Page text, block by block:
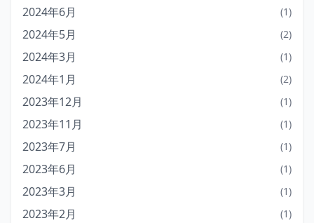
2024年6月 (1)
2024年5月 (2)
2024年3月 (1)
2024年1月 (2)
2023年12月 (1)
2023年11月 (1)
2023年7月 (1)
2023年6月 (1)
2023年3月 (1)
2023年2月 (1)